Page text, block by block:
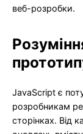
веб-розробки.
JavaScript є
розробникам
сторінках. Від